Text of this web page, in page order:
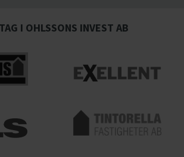
I OHLSSONS INVEST AB